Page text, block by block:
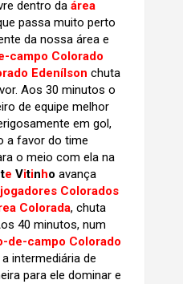
dentro da área
passa muito perto
da nossa área e
campo Colorado
Edenílson chuta
Aos 30 minutos o
de equipe melhor
em gol,
a favor do time
o meio com ela na
te Vitinho avança
jogadores Colorados
Colorada, chuta
40 minutos, num
de-campo Colorado
intermediária de
para ele dominar e